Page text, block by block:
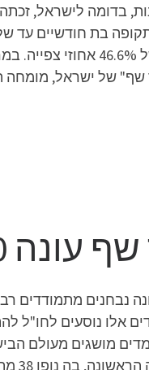
בדומה לישראל,
בת חודשיים עד
המדרוג), עם שיא
של ישראל, מומחה
10 פרק 3
אלו נוסעים לחו"ל